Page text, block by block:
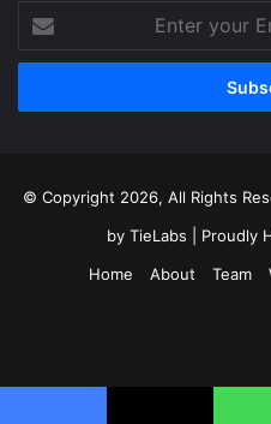
your
Email
© Copyright 2026, All Rights
by TieLabs | Proudly
Home
About Team